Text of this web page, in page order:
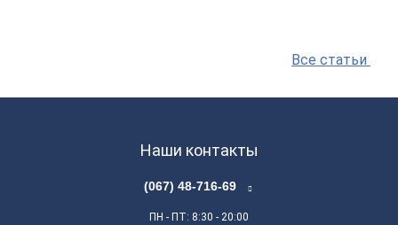
Все статьи
Наши контакты
(067) 48-716-69
ПН - ПТ: 8:30 - 20:00